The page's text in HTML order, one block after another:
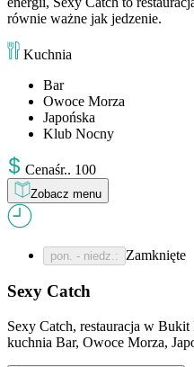
równie ważne jak jedzenie.
Kuchnia
Bar
Owoce Morza
Japońska
Klub Nocny
Cenaśr.. 100
Zobacz menu
pon. - niedz. : Zamknięte
Sexy Catch
Sexy Catch, restauracja w
kuchnia Bar, Owoce Morza,